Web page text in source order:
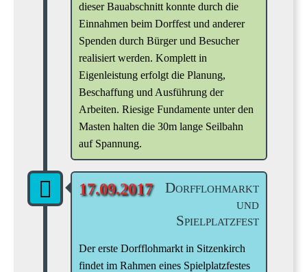
dieser Bauabschnitt konnte durch die
Einnahmen beim Dorffest und anderer
Spenden durch Bürger und Besucher
realisiert werden. Komplett in
Eigenleistung erfolgt die Planung,
Beschaffung und Ausführung der
Arbeiten. Riesige Fundamente unter den
Masten halten die 30m lange Seilbahn
auf Spannung.
17.09.2017
Dorfflohmarkt
und
Spielplatzfest
Der erste Dorfflohmarkt in Sitzenkirch
findet im Rahmen eines Spielplatzfestes